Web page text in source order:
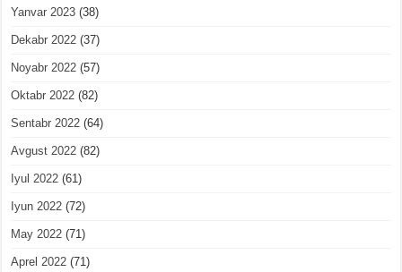
Yanvar 2023 (38)
Dekabr 2022 (37)
Noyabr 2022 (57)
Oktabr 2022 (82)
Sentabr 2022 (64)
Avgust 2022 (82)
Iyul 2022 (61)
Iyun 2022 (72)
May 2022 (71)
Aprel 2022 (71)